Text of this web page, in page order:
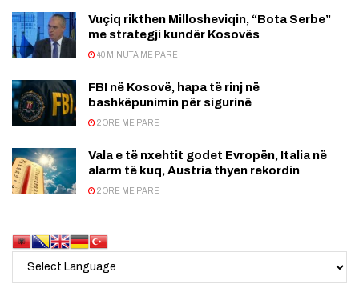
Vuçiq rikthen Millosheviqin, “Bota Serbe”
me strategji kundër Kosovës
40 MINUTA MË PARË
FBI në Kosovë, hapa të rinj në
bashkëpunimin për sigurinë
2 ORË MË PARË
Vala e të nxehtit godet Evropën, Italia në
alarm të kuq, Austria thyen rekordin
2 ORË MË PARË